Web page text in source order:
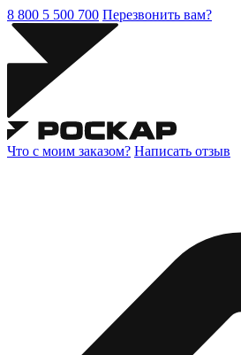
8 800 5 500 700 Перезвонить вам?
Что с моим заказом? Написать отзыв